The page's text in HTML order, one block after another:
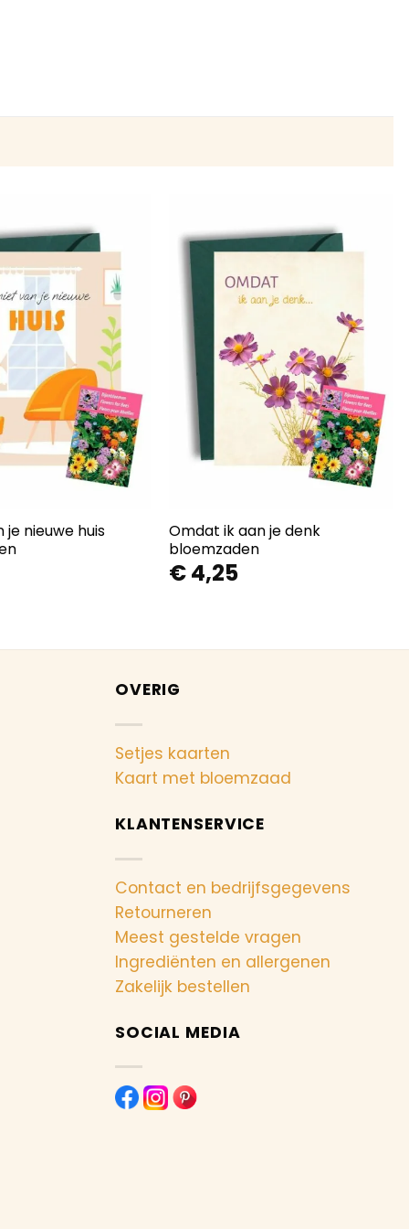
je nieuwe huis
Omdat ik aan je denk
bloemzaden
€4,25
OVERIG
Setjes kaarten
Kaart met bloemzaad
KLANTENSERVICE
Contact en bedrijfsgegevens
Retourneren
Meest gestelde vragen
Ingrediënten en allergenen
Zakelijk bestellen
SOCIAL MEDIA